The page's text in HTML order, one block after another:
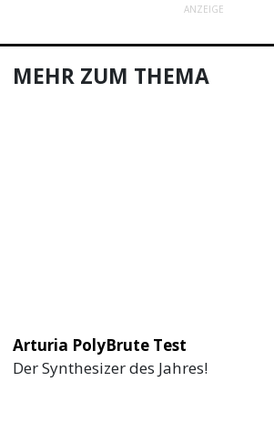
ANZEIGE
MEHR ZUM THEMA
Arturia PolyBrute Test
Der Synthesizer des Jahres!